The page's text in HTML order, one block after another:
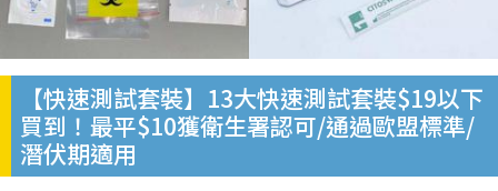
【快速測試套裝】13大快速測試套裝$19以下
買到！最平$10獲衛生署認可/通過歐盟標準/
潛伏期適用